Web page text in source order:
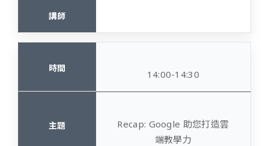
14:00-14:30
Recap: Google 助您打造雲
端教學力